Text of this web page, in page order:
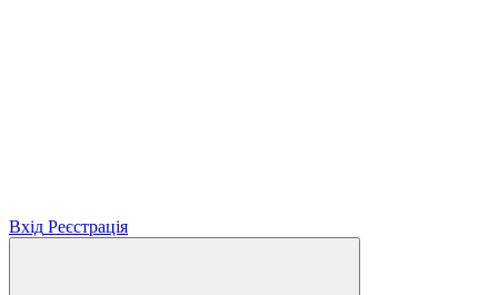
Вхід Реєстрація